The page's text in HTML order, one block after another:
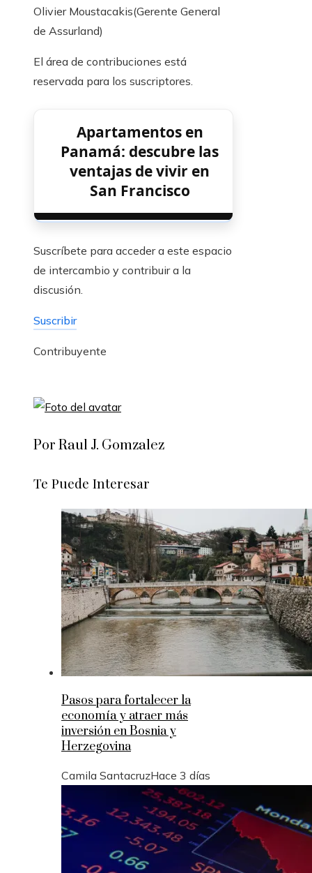
Olivier Moustacakis(Gerente General
de Assurland)
El área de contribuciones está
reservada para los suscriptores.
Apartamentos en
Panamá: descubre las
ventajas de vivir en
San Francisco
Suscríbete para acceder a este espacio
de intercambio y contribuir a la
discusión.
Suscribir
Contribuyente
Por Raul J. Gomzalez
Te Puede Interesar
Pasos para fortalecer la
economía y atraer más
inversión en Bosnia y
Herzegovina
Camila SantacruzHace 3 días